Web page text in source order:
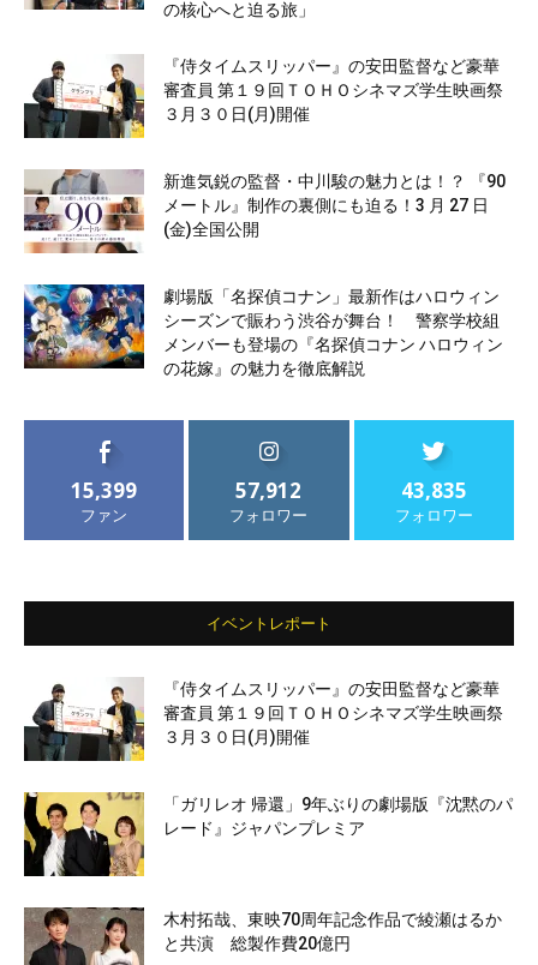
の核心へと迫る旅」
『侍タイムスリッパー』の安田監督など豪華
審査員 第１９回ＴＯＨＯシネマズ学生映画祭
３月３０日(月)開催
新進気鋭の監督・中川駿の魅力とは！？ 『90
メートル』制作の裏側にも迫る！3 月 27 日
(金)全国公開
劇場版「名探偵コナン」最新作はハロウィン
シーズンで賑わう渋谷が舞台！ 警察学校組
メンバーも登場の『名探偵コナン ハロウィン
の花嫁』の魅力を徹底解説
15,399
ファン
57,912
フォロワー
43,835
フォロワー
イベントレポート
『侍タイムスリッパー』の安田監督など豪華
審査員 第１９回ＴＯＨＯシネマズ学生映画祭
３月３０日(月)開催
「ガリレオ 帰還」9年ぶりの劇場版『沈黙のパ
レード』ジャパンプレミア
木村拓哉、東映70周年記念作品で綾瀬はるか
と共演 総製作費20億円